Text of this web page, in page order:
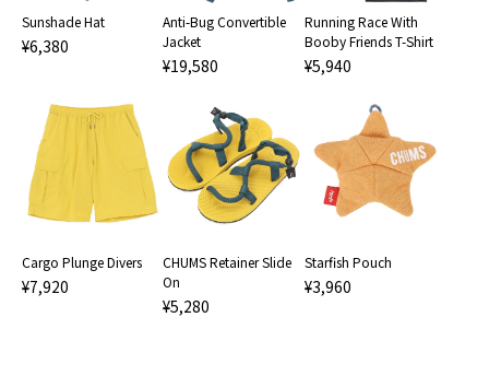
Sunshade Hat
¥6,380
Anti-Bug Convertible
Jacket
¥19,580
Running Race With
Booby Friends T-Shirt
¥5,940
Cargo Plunge Divers
¥7,920
CHUMS Retainer Slide
On
¥5,280
Starfish Pouch
¥3,960